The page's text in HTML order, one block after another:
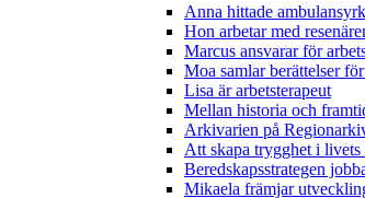
Anna hittade
Hon arbetar med
Marcus ansvarar för
Moa samlar berättelser
Lisa är arbetsterapeut
Mellan historia och
Arkivarien på
Att skapa trygghet i
Beredskapsstrategen
Mikaela främjar